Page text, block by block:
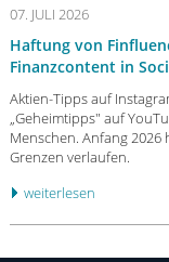
07. JULI 2026
Haftung von
Finanzcontent in
Aktien-Tipps auf
„Geheimtipps" auf
Menschen. Anfang 2026
Grenzen verlaufen.
weiterlesen